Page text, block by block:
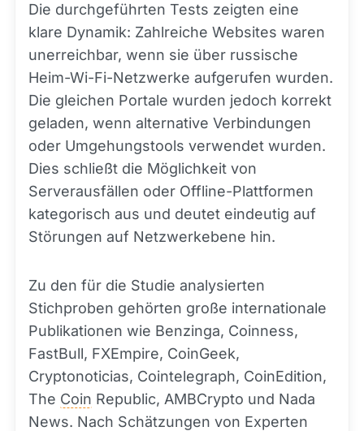
Die durchgeführten Tests zeigten eine
klare Dynamik: Zahlreiche Websites waren
unerreichbar, wenn sie über russische
Heim-Wi-Fi-Netzwerke aufgerufen wurden.
Die gleichen Portale wurden jedoch korrekt
geladen, wenn alternative Verbindungen
oder Umgehungstools verwendet wurden.
Dies schließt die Möglichkeit von
Serverausfällen oder Offline-Plattformen
kategorisch aus und deutet eindeutig auf
Störungen auf Netzwerkebene hin.
Zu den für die Studie analysierten
Stichproben gehörten große internationale
Publikationen wie Benzinga, Coinness,
FastBull, FXEmpire, CoinGeek,
Cryptonoticias, Cointelegraph, CoinEdition,
The Coin Republic, AMBCrypto und Nada
News. Nach Schätzungen von Experten